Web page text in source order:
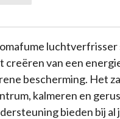
luchtverfrisser
creëren van een
bescherming. Het
kalmeren en
bieden bij al